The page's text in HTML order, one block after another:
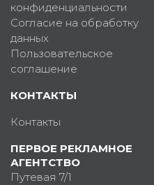
конфиденциальности
Согласие на обработку
данных
Пользовательское
соглашение
КОНТАКТЫ
Контакты
ПЕРВОЕ РЕКЛАМНОЕ
АГЕНТСТВО
Путевая 7/1